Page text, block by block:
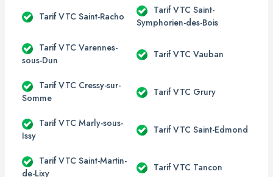
Tarif VTC Saint-Racho
Tarif VTC Saint-
Symphorien-des-Bois
Tarif VTC Varennes-
sous-Dun
Tarif VTC Vauban
Tarif VTC Cressy-sur-
Somme
Tarif VTC Grury
Tarif VTC Marly-sous-
Issy
Tarif VTC Saint-Edmond
Tarif VTC Saint-Martin-
de-Lixy
Tarif VTC Tancon